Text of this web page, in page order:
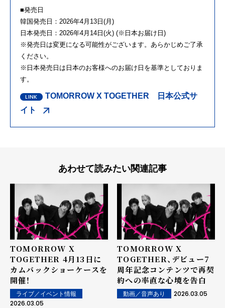
■発売日
韓国発売日：2026年4月13日(月)
日本発売日：2026年4月14日(火) (※日本お届け日)
※発売日は変更になる可能性がございます。あらかじめご了承
ください。
※日本発売日は日本のお客様へのお届け日を基準としておりま
す。
TOMORROW X TOGETHER 日本公式サ
イト
あわせて読みたい関連記事
TOMORROW X
TOGETHER 4月13日に
カムバックショーケースを
開催！
ライブ／イベント情報
2026.03.05
TOMORROW X
TOGETHER、デビュー7
周年記念コンテンツで再契
約への率直な心境を告白
動画／音声あり 2026.03.05